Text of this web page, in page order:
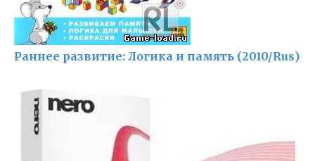
Раннее развитие: Логика и память (2010/Rus)